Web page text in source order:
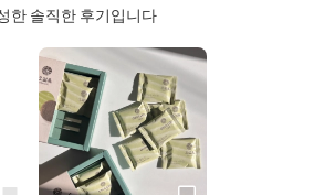
한 솔직한 후기입니다